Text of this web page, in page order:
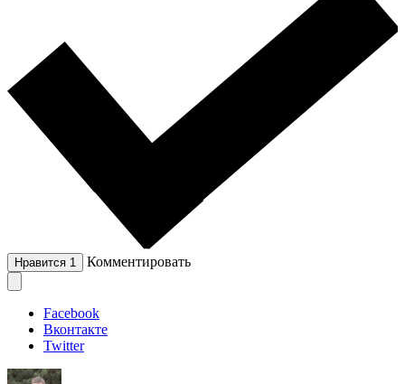
Нравится 1 Комментировать
Facebook
Вконтакте
Twitter